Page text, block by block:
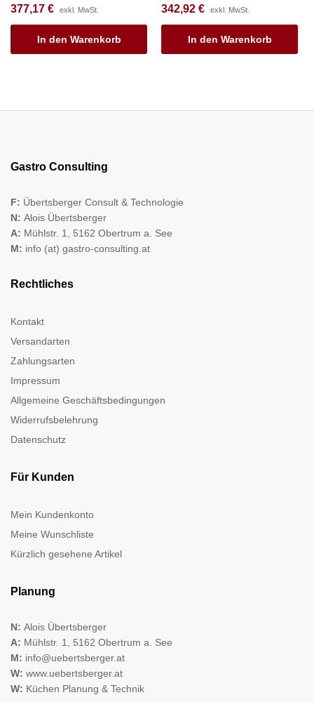
377,17 € exkl. MwSt.
In den Warenkorb
342,92 € exkl. MwSt.
In den Warenkorb
Gastro Consulting
F: Übertsberger Consult & Technologie
N: Alois Übertsberger
A: Mühlstr. 1, 5162 Obertrum a. See
M: info (at) gastro-consulting.at
Rechtliches
Kontakt
Versandarten
Zahlungsarten
Impressum
Allgemeine Geschäftsbedingungen
Widerrufsbelehrung
Datenschutz
Für Kunden
Mein Kundenkonto
Meine Wunschliste
Kürzlich gesehene Artikel
Planung
N: Alois Übertsberger
A: Mühlstr. 1, 5162 Obertrum a. See
M: info@uebertsberger.at
W: www.uebertsberger.at
W: Küchen Planung & Technik